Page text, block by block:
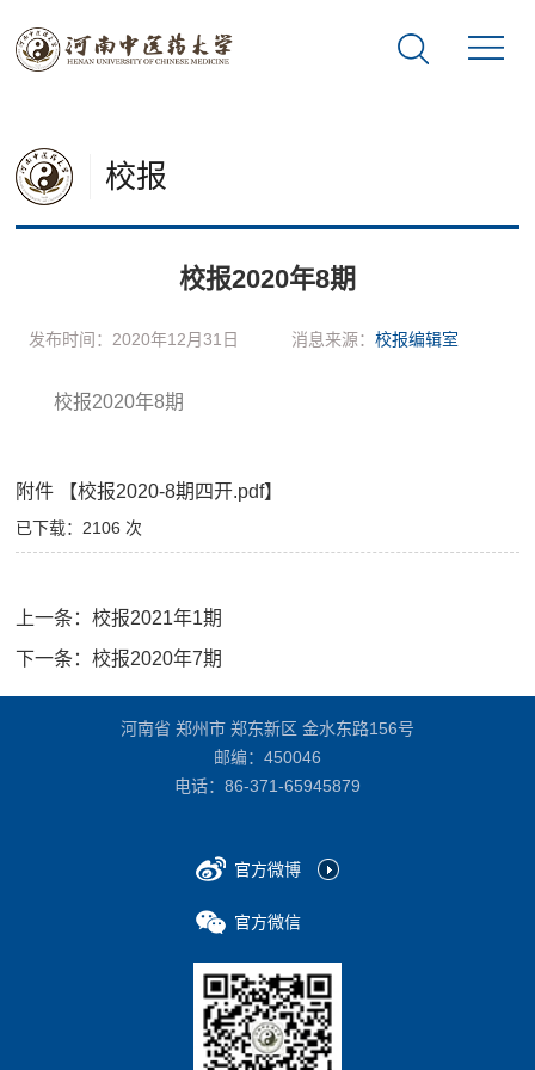
校报
校报2020年8期
发布时间：2020年12月31日 消息来源： 校报编辑室
校报2020年8期
附件 【校报2020-8期四开.pdf】
已下载： 2106 次
上一条：校报2021年1期
下一条：校报2020年7期
河南省 郑州市 郑东新区 金水东路156号
邮编：450046
电话： 86-371-65945879
官方微博
官方微信